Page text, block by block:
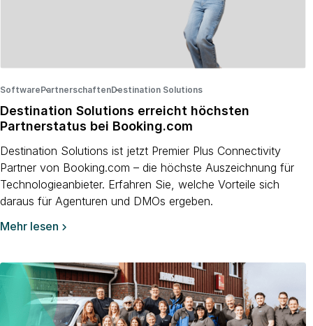
Software ·
Partnerschaften ·
Destination Solutions
Destination Solutions erreicht höchsten
Partnerstatus bei Booking.com
Destination Solutions ist jetzt Premier Plus Connectivity
Partner von Booking.com – die höchste Auszeichnung für
Technologieanbieter. Erfahren Sie, welche Vorteile sich
daraus für Agenturen und DMOs ergeben.
Mehr lesen 